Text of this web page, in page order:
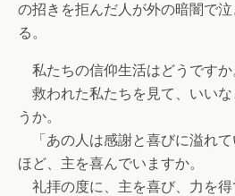
の招きを拒んだ人が外の暗闇で
る。
私たちの信仰生活はどうですか
救われた私たちを見て、いいな
うか。
「あの人は感謝と喜びに溢れて
ほど、主を喜んでいますか。
礼拝の度に、主を喜び、力を得